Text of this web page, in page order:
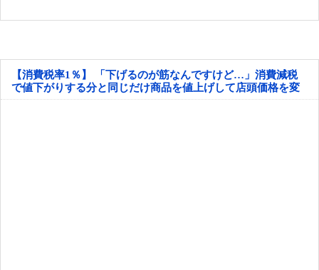
【消費税率1％】 「下げるのが筋なんですけど…」消費減税
で値下がりする分と同じだけ商品を値上げして店頭価格を変
えない店も